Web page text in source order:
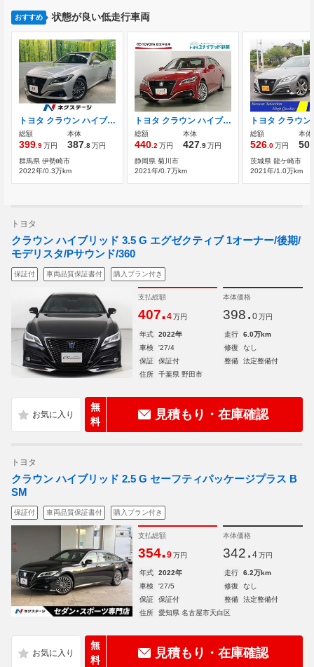
おすすめ 状態が良い低走行車両
トヨタ クラウン ハイブリッド 2.5 S 後期型 セーフティーパッケージプラス トラ
総額
399.9万円
本体
387.8万円
群馬県 伊勢崎市
2022年/0.3万km
トヨタ クラウン ハイブリッド 2.5 RS Four 4WD ハイブリッド ワンオーナー 4WD
総額
440.2万円
本体
427.9万円
静岡県 菊川市
2021年/0.7万km
総額
526.0万円
本体
茨城県 龍ケ崎市
2021年/1.0万km
トヨタ
クラウン ハイブリッド 3.5 G エグゼクティブ 1オーナー/後期/
モデリスタ/Pサウンド/360
保証付 車両品質保証書付 購入プラン付き
支払総額
407.4 万円
本体価格
398. 0 万円
年式 2022年 走行
6.0万km
車検
'27/4 修復
なし
保証
保証付 整備
法定整備付
住所
千葉県 野田市
無
料
見積もり・在庫確認
トヨタ
クラウン ハイブリッド 2.5 G セーフティパッケージプラス B
SM
保証付 車両品質保証書付 購入プラン付き
支払総額
354.9 万円
本体価格
342. 4 万円
年式 2022年 走行
6.2万km
車検
'27/5 修復
なし
保証
保証付 整備
法定整備付
住所
愛知県 名古屋市天白区
無
料
見積もり・在庫確認